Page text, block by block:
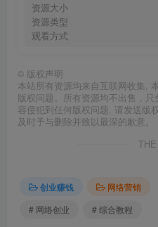
资源大小
资源类型
观看方式
© 版权声明
本站所有资源均来自互联网收集,
版权问题。所有资源均不出售，
容侵犯到任何版权问题, 请发送版
及时予与删除并致以最深的歉意。
THE
创业赚钱
网络营销
# 网络创业
# 综合教程